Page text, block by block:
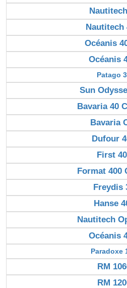
Nautitech
Océanis
Océanis
Patago
Sun
Bavaria 40
Bavaria
Dufour
First
Format 400
Freydis
Hanse
Nautitech
Océanis
Paradoxe
RM
RM